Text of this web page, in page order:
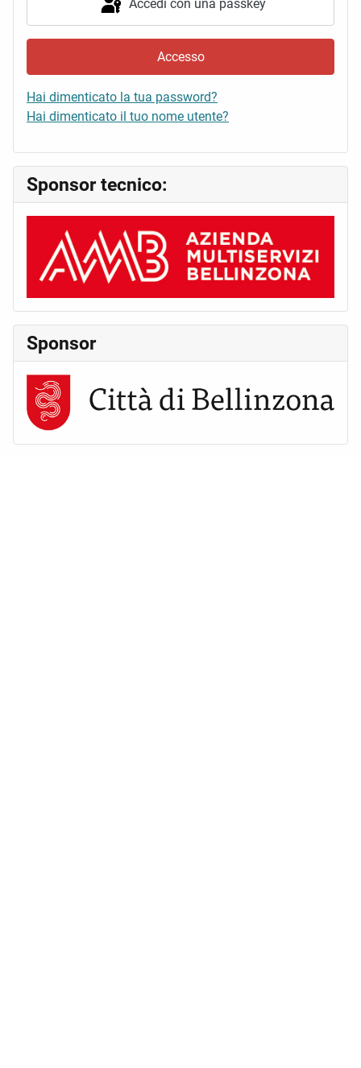
Accedi con una passkey
Accesso
Hai dimenticato la tua password?
Hai dimenticato il tuo nome utente?
Sponsor tecnico:
Sponsor